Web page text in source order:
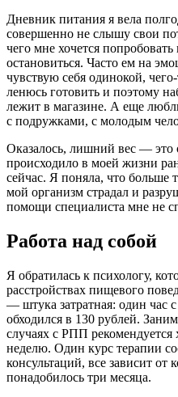
Дневник питания я вела
совершенно не слышу свои
чего мне хочется
остановиться. Часто ем на
чувствую себя одинокой,
ленюсь готовить и поэтому
лежит в магазине. А еще
с подружками, с молодым
Оказалось, лишний вес — это
происходило в моей жизни
сейчас. Я поняла, что больше
мой организм страдал и
помощи специалиста мне не
Работа над собой
Я обратилась к психологу,
расстройствах пищевого
— штука затратная: один час
обходился в 130 рублей.
случаях с РПП рекомендуется
неделю. Один курс терапии
консультаций, все зависит от
понадобилось три месяца.